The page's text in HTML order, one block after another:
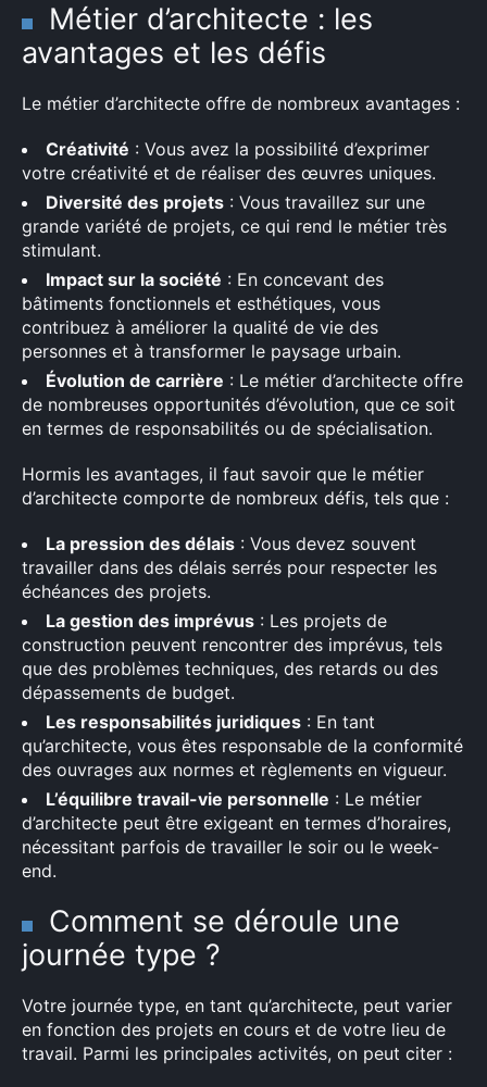
Métier d’architecte : les
avantages et les défis
Le métier d’architecte offre de nombreux avantages :
Créativité : Vous avez la possibilité d’exprimer
votre créativité et de réaliser des œuvres uniques.
Diversité des projets : Vous travaillez sur une
grande variété de projets, ce qui rend le métier très
stimulant.
Impact sur la société : En concevant des
bâtiments fonctionnels et esthétiques, vous
contribuez à améliorer la qualité de vie des
personnes et à transformer le paysage urbain.
Évolution de carrière : Le métier d’architecte offre
de nombreuses opportunités d’évolution, que ce soit
en termes de responsabilités ou de spécialisation.
Hormis les avantages, il faut savoir que le métier
d’architecte comporte de nombreux défis, tels que :
La pression des délais : Vous devez souvent
travailler dans des délais serrés pour respecter les
échéances des projets.
La gestion des imprévus : Les projets de
construction peuvent rencontrer des imprévus, tels
que des problèmes techniques, des retards ou des
dépassements de budget.
Les responsabilités juridiques : En tant
qu’architecte, vous êtes responsable de la conformité
des ouvrages aux normes et règlements en vigueur.
L’équilibre travail-vie personnelle : Le métier
d’architecte peut être exigeant en termes d’horaires,
nécessitant parfois de travailler le soir ou le week-
end.
Comment se déroule une
journée type ?
Votre journée type, en tant qu’architecte, peut varier
en fonction des projets en cours et de votre lieu de
travail. Parmi les principales activités, on peut citer :
×